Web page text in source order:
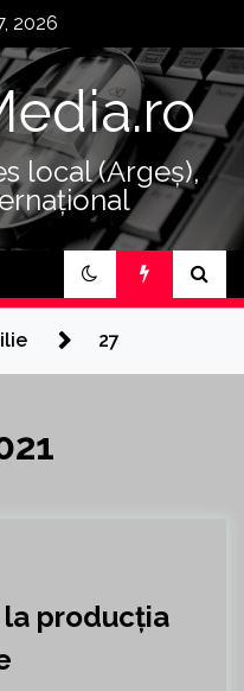
2026
local (Argeș),
27
la producția